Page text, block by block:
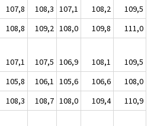
107,8 108,3 107,1 108,2
109,5
108,8 109,2 108,0 109,8
111,0
107,1 107,5 106,9 108,1
109,5
105,8 106,1 105,6 106,6
108,0
108,3 108,7 108,0 109,4
110,9